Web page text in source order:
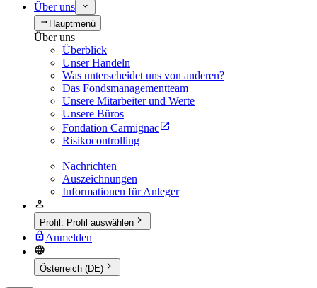
Über uns
Hauptmenü
Über uns
Überblick
Unser Handeln
Was unterscheidet uns von anderen?
Das Fondsmanagementteam
Unsere Mitarbeiter und Werte
Unsere Büros
Fondation Carmignac
Risikocontrolling
Nachrichten
Auszeichnungen
Informationen für Anleger
Profil: Profil auswählen
Anmelden
Österreich (DE)